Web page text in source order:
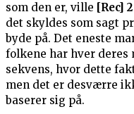
som den er, ville
[Rec] 2
det skyldes som sagt
byde på. Det eneste
folkene har hver deres
sekvens, hvor dette
men det er desværre
baserer sig på.